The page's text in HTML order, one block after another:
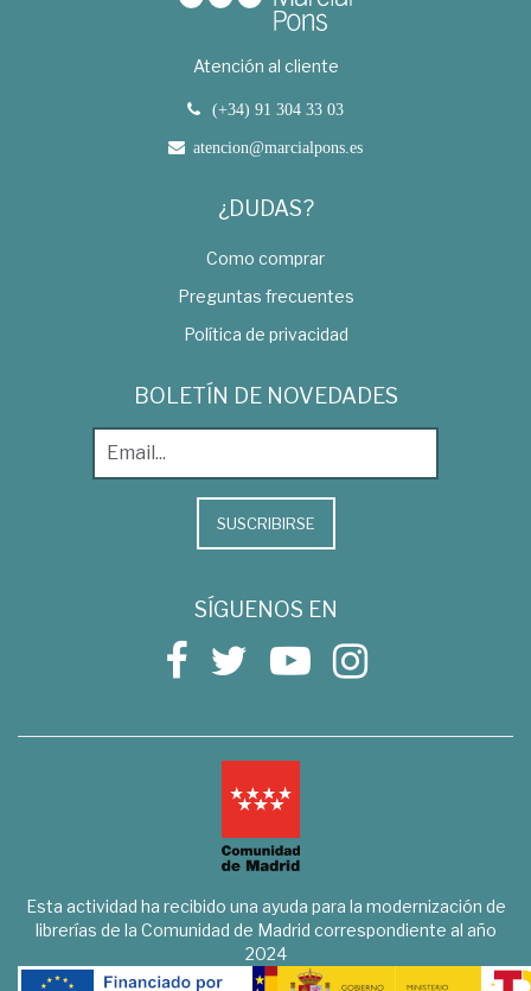
Atención al cliente
(+34) 91 304 33 03
atencion@marcialpons.es
¿DUDAS?
Como comprar
Preguntas frecuentes
Política de privacidad
BOLETÍN DE NOVEDADES
SUSCRIBIRSE
SÍGUENOS EN
Esta actividad ha recibido una ayuda para la modernización de
librerías de la Comunidad de Madrid correspondiente al año
2024